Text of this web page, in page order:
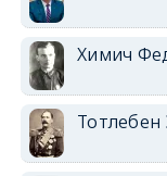
Химич